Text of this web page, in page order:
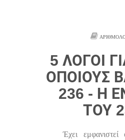
5 ΛΌΓΟΙ
ΟΠΟΊΟΥΣ
236 - Η
ΤΟΥ
Έχει